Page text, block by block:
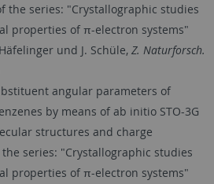
the series: "Crystallographic studies
properties of π-electron systems"
und J. Schüle, Z. Naturforsch.
angular parameters of
by means of ab initio STO-3G
structures and charge
series: "Crystallographic studies
properties of π-electron systems"